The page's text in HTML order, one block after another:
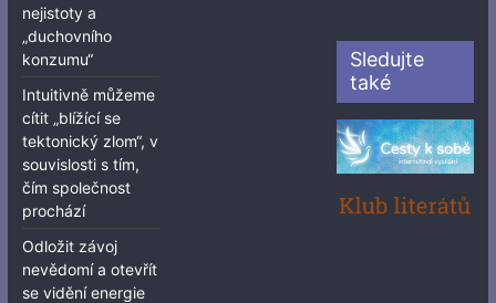
nejistoty a
„duchovního
konzumu“
Intuitivně můžeme
cítit „blížící se
tektonický zlom“, v
souvislosti s tím,
čím společnost
prochází
Odložit závoj
nevědomí a otevřít
se vidění energie
Sledujte
také